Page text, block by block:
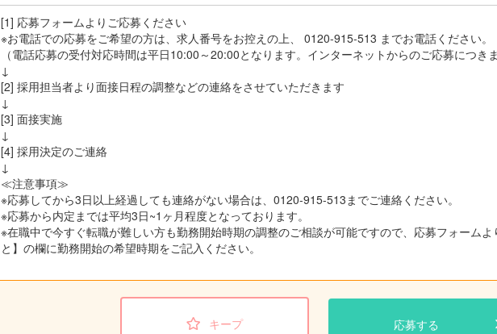
[1] 応募フォームよりご応募ください
※お電話での応募をご希望の方は、求人番号をお控えの上、 0120-915-513 までお電話ください。
（電話応募の受付対応時間は平日10:00～20:00となります。インターネットからのご応募につき
↓
[2] 採用担当者より面接日程の調整などの連絡をさせていただきます
↓
[3] 面接実施
↓
[4] 採用決定のご連絡
↓
≪注意事項≫
※応募してから3日以上経過しても連絡がない場合は、0120-915-513までご連絡ください。
※応募から内定までは平均3日~1ヶ月程度となっております。
※在職中で今すぐ転職が難しい方も勤務開始時期の調整のご相談が可能ですので、応募フォーム
と】の欄に勤務開始の希望時期をご記入ください。
キープ 応募する